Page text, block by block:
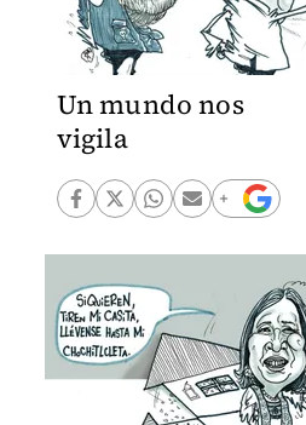
Un mundo nos
vigila